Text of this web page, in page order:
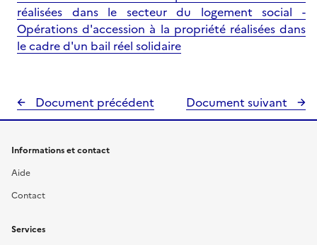
réalisées dans le secteur du logement social -
Opérations d'accession à la propriété réalisées dans
le cadre d'un bail réel solidaire
Document précédent Document suivant
Informations et contact
Aide
Contact
Services